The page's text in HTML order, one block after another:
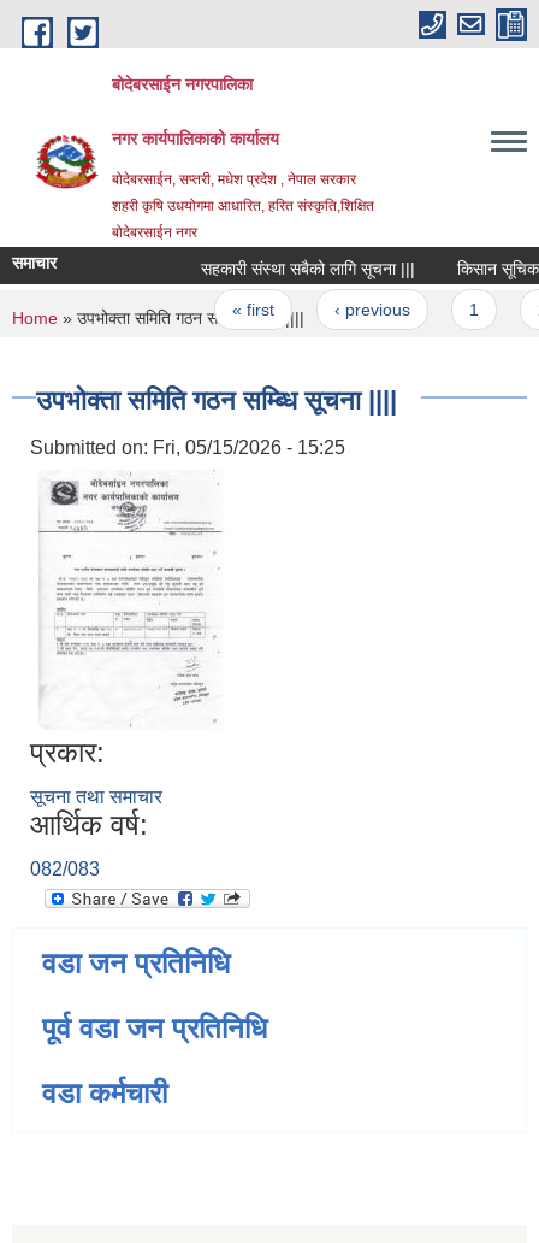
Skip to main content
बोदेबरसाईन नगरपालिका
नगर कार्यपालिकाको कार्यालय
बोदेबरसाईन, सप्तरी, मधेश प्रदेश , नेपाल सरकार
शहरी कृषि उधयोगमा आधारित, हरित संस्कृति,शिक्षित
बोदेबरसाईन नगर
समाचार सहकारी संस्था सबैको लागि सूचना ||| किसान
Pages
« first ‹ previous
You are here
Home » उपभोक्ता समिति गठन सम्ब्धि सूचना ||||
उपभोक्ता समिति गठन सम्ब्धि सूचना ||||
Submitted on: Fri, 05/15/2026 - 15:25
प्रकार:
सूचना तथा समाचार
आर्थिक वर्ष:
082/083
वडा जन प्रतिनिधि
पूर्व वडा जन प्रतिनिधि
वडा कर्मचारी